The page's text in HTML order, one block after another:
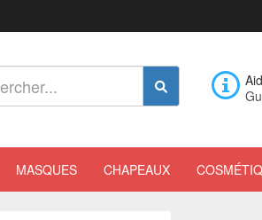
MASQUES CHAPEAUX